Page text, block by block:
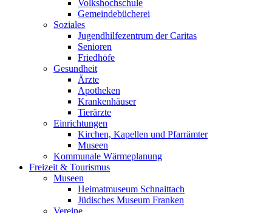
Volkshochschule
Gemeindebücherei
Soziales
Jugendhilfezentrum der Caritas
Senioren
Friedhöfe
Gesundheit
Ärzte
Apotheken
Krankenhäuser
Tierärzte
Einrichtungen
Kirchen, Kapellen und Pfarrämter
Museen
Kommunale Wärmeplanung
Freizeit & Tourismus
Museen
Heimatmuseum Schnaittach
Jüdisches Museum Franken
Vereine